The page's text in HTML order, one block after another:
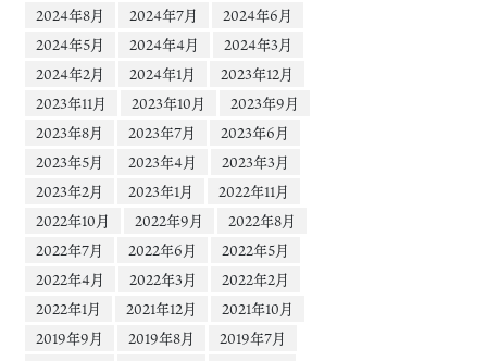
2024年8月
2024年7月
2024年6月
2024年5月
2024年4月
2024年3月
2024年2月
2024年1月
2023年12月
2023年11月
2023年10月
2023年9月
2023年8月
2023年7月
2023年6月
2023年5月
2023年4月
2023年3月
2023年2月
2023年1月
2022年11月
2022年10月
2022年9月
2022年8月
2022年7月
2022年6月
2022年5月
2022年4月
2022年3月
2022年2月
2022年1月
2021年12月
2021年10月
2019年9月
2019年8月
2019年7月